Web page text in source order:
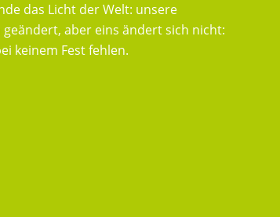
&
WERTE
das Licht der Welt: unsere
aber eins ändert sich nicht:
keinem Fest fehlen.